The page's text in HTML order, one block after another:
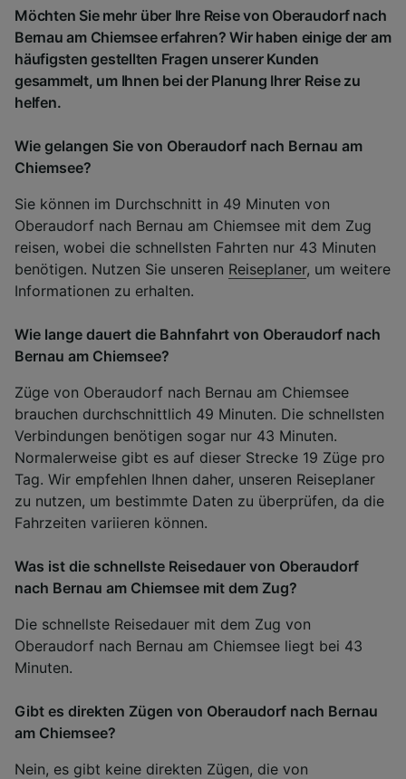
Möchten Sie mehr über Ihre Reise von Oberaudorf nach
Bernau am Chiemsee erfahren? Wir haben einige der am
häufigsten gestellten Fragen unserer Kunden
gesammelt, um Ihnen bei der Planung Ihrer Reise zu
helfen.
Wie gelangen Sie von Oberaudorf nach Bernau am
Chiemsee?
Sie können im Durchschnitt in 49 Minuten von
Oberaudorf nach Bernau am Chiemsee mit dem Zug
reisen, wobei die schnellsten Fahrten nur 43 Minuten
benötigen. Nutzen Sie unseren Reiseplaner, um weitere
Informationen zu erhalten.
Wie lange dauert die Bahnfahrt von Oberaudorf nach
Bernau am Chiemsee?
Züge von Oberaudorf nach Bernau am Chiemsee
brauchen durchschnittlich 49 Minuten. Die schnellsten
Verbindungen benötigen sogar nur 43 Minuten.
Normalerweise gibt es auf dieser Strecke 19 Züge pro
Tag. Wir empfehlen Ihnen daher, unseren Reiseplaner
zu nutzen, um bestimmte Daten zu überprüfen, da die
Fahrzeiten variieren können.
Was ist die schnellste Reisedauer von Oberaudorf
nach Bernau am Chiemsee mit dem Zug?
Die schnellste Reisedauer mit dem Zug von
Oberaudorf nach Bernau am Chiemsee liegt bei 43
Minuten.
Gibt es direkten Zügen von Oberaudorf nach Bernau
am Chiemsee?
Nein, es gibt keine direkten Zügen, die von